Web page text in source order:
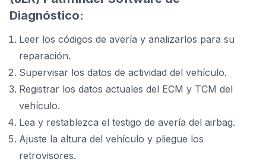
Diagnóstico:
Leer los códigos de avería y analizarlos para su
reparación.
Supervisar los datos de actividad del vehículo.
Registrar los datos actuales del ECM y TCM del
vehículo.
Lea y restablezca el testigo de avería del airbag.
Ajuste la altura del vehículo y pliegue los
retrovisores.